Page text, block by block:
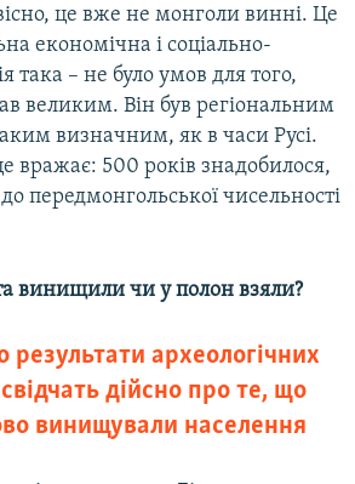
це вже не монголи винні. Це
економічна і соціально-
така – не було умов для того,
великим. Він був регіональним
визначним, як в часи Русі.
вражає: 500 років знадобилося,
передмонгольської чисельності
винищили чи у полон взяли?
археологічних
дійсно про те, що
винищували населення